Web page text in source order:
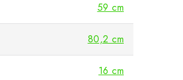
59 cm
80,2 cm
16 cm